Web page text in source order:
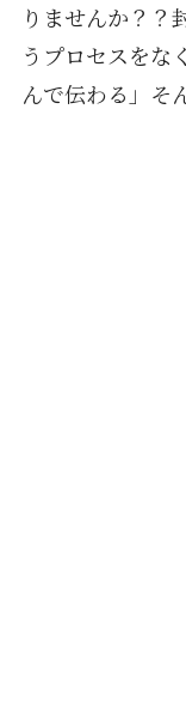
りませんか？？
うプロセスをな
んで伝わる」そ